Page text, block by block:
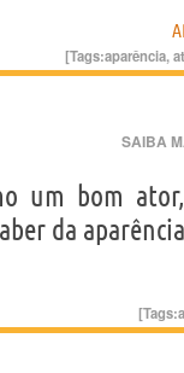
[Tags:aparência,
SAIBA
um bom
da
[Tags: